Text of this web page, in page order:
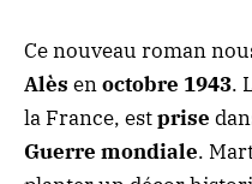
Ce nouveau roman
Alès enoctobre 1943.
la France, estprise
Guerre mondiale.